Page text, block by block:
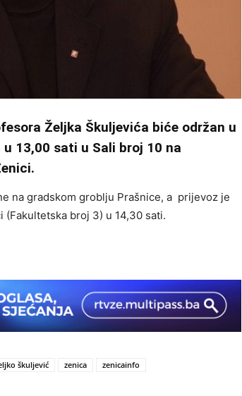
Željka Škuljevića biće održan u
13,00 sati u Sali broj 10 na
na gradskom groblju Prašnice, a prijevoz je
broj 3) u 14,30 sati.
škuljević zenica zenicainfo